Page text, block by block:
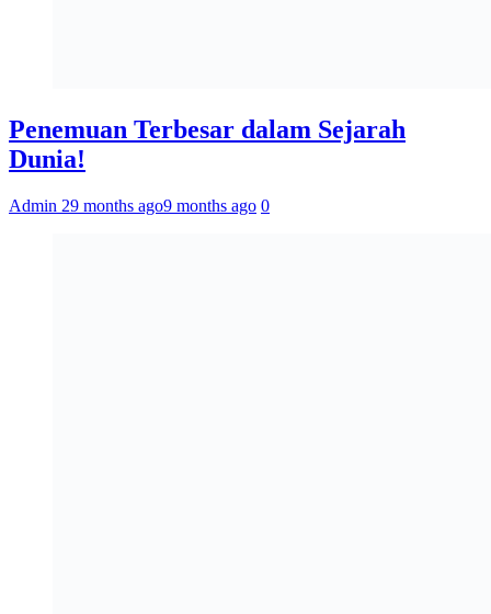
Penemuan Terbesar dalam Sejarah
Dunia!
Admin 29 months ago9 months ago 0